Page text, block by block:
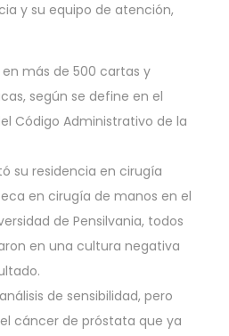
y su equipo de atención,
más de 500 cartas y
según se define en el
Código Administrativo de la
su residencia en cirugía
en cirugía de manos en el
de Pensilvania, todos
en una cultura negativa
de sensibilidad, pero
cáncer de próstata que ya